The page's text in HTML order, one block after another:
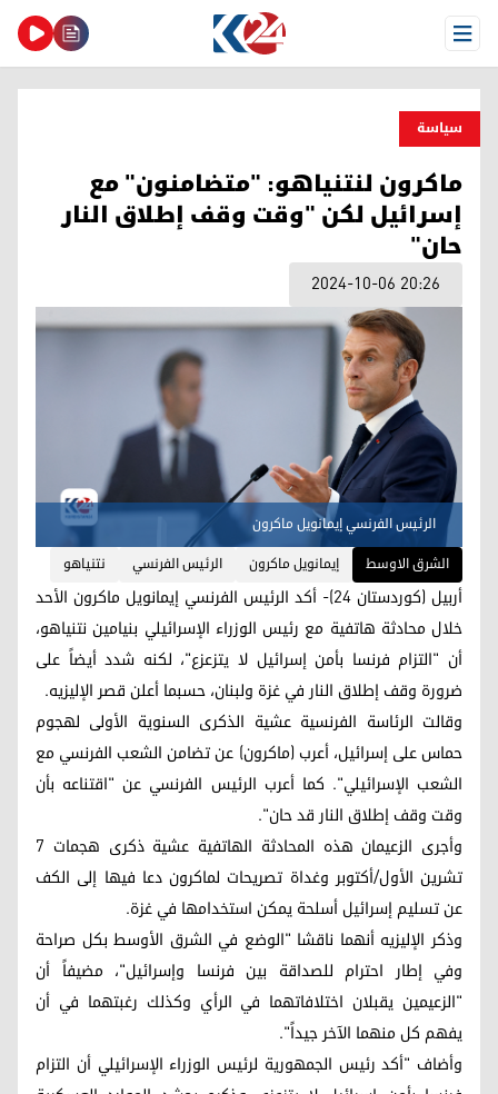
Open Menu
سیاسة
ماكرون لنتنياهو: "متضامنون" مع
إسرائيل لكن "وقت وقف إطلاق النار
حان"
2024-10-06 20:26
الرئيس الفرنسي إيمانويل ماكرون
الشرق الاوسط
إيمانويل ماكرون الرئيس الفرنسي نتنياهو
أربيل (كوردستان 24)- أكد الرئيس الفرنسي إيمانويل ماكرون الأحد
خلال محادثة هاتفية مع رئيس الوزراء الإسرائيلي بنيامين نتنياهو،
أن "التزام فرنسا بأمن إسرائيل لا يتزعزع"، لكنه شدد أيضاً على
ضرورة وقف إطلاق النار في غزة ولبنان، حسبما أعلن قصر الإليزيه.
وقالت الرئاسة الفرنسية عشية الذكرى السنوية الأولى لهجوم
حماس على إسرائيل، أعرب (ماكرون) عن تضامن الشعب الفرنسي مع
الشعب الإسرائيلي". كما أعرب الرئيس الفرنسي عن "اقتناعه بأن
وقت وقف إطلاق النار قد حان".
وأجرى الزعيمان هذه المحادثة الهاتفية عشية ذكرى هجمات 7
تشرين الأول/أكتوبر وغداة تصريحات لماكرون دعا فيها إلى الكف
عن تسليم إسرائيل أسلحة يمكن استخدامها في غزة.
وذكر الإليزيه أنهما ناقشا "الوضع في الشرق الأوسط بكل صراحة
وفي إطار احترام للصداقة بين فرنسا وإسرائيل"، مضيفاً أن
"الزعيمين يقبلان اختلافاتهما في الرأي وكذلك رغبتهما في أن
يفهم كل منهما الآخر جيداً".
وأضاف "أكد رئيس الجمهورية لرئيس الوزراء الإسرائيلي أن التزام